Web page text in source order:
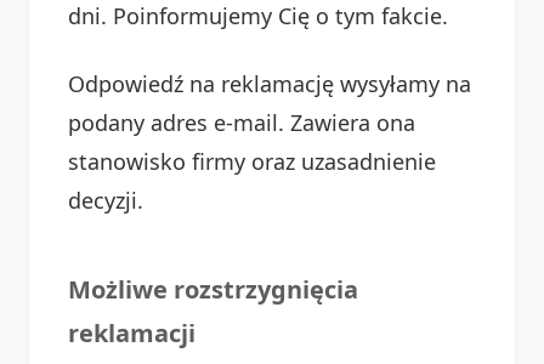
dni. Poinformujemy Cię o tym fakcie.
Odpowiedź na reklamację wysyłamy na
podany adres e-mail. Zawiera ona
stanowisko firmy oraz uzasadnienie
decyzji.
Możliwe rozstrzygnięcia
reklamacji